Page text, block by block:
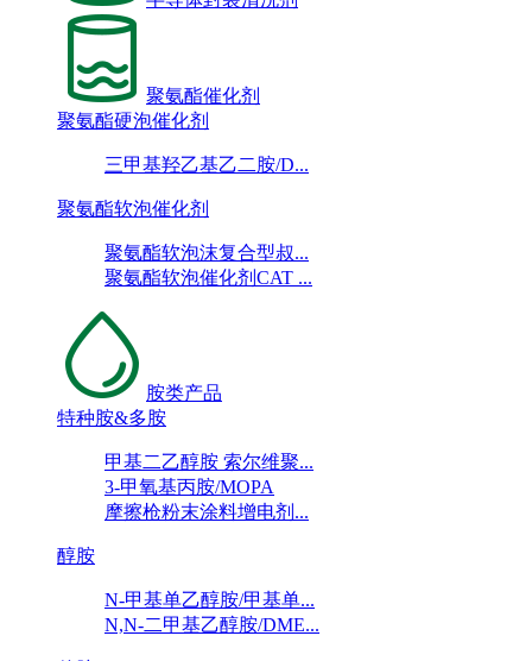
聚氨酯催化剂
聚氨酯硬泡催化剂
三甲基羟乙基乙二胺/D...
聚氨酯软泡催化剂
聚氨酯软泡沫复合型叔...
聚氨酯软泡催化剂CAT ...
胺类产品
特种胺&多胺
甲基二乙醇胺 索尔维聚...
3-甲氧基丙胺/MOPA
摩擦枪粉末涂料增电剂...
醇胺
N-甲基单乙醇胺/甲基单...
N,N-二甲基乙醇胺/DME...